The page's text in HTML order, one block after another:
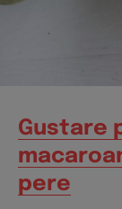
Gustare
pere